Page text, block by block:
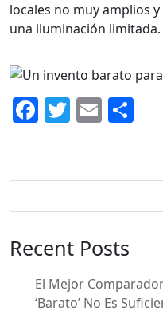
locales no muy amplios
una iluminación limitada.
F
e
b
o
o
k
T
er
E
l p
ar
Recent Posts
El Mejor
‘Barato’ No Es